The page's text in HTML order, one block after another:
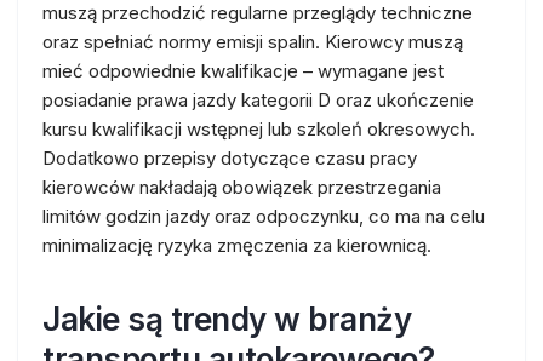
muszą przechodzić regularne przeglądy techniczne
oraz spełniać normy emisji spalin. Kierowcy muszą
mieć odpowiednie kwalifikacje – wymagane jest
posiadanie prawa jazdy kategorii D oraz ukończenie
kursu kwalifikacji wstępnej lub szkoleń okresowych.
Dodatkowo przepisy dotyczące czasu pracy
kierowców nakładają obowiązek przestrzegania
limitów godzin jazdy oraz odpoczynku, co ma na celu
minimalizację ryzyka zmęczenia za kierownicą.
Jakie są trendy w branży